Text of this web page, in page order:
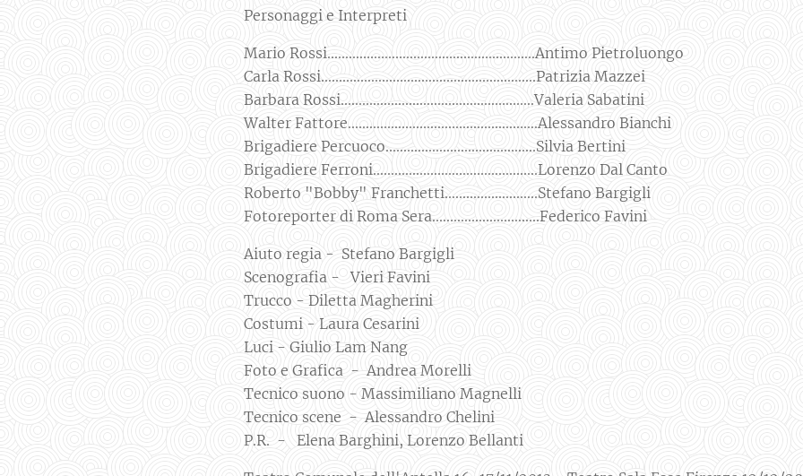
Personaggi e Interpreti
Mario Rossi..........................................................Antimo Pietroluongo
Carla Rossi............................................................Patrizia Mazzei
Barbara Rossi......................................................Valeria Sabatini
Walter Fattore.....................................................Alessandro Bianchi
Brigadiere Percuoco..........................................Silvia Bertini
Brigadiere Ferroni..............................................Lorenzo Dal Canto
Roberto "Bobby" Franchetti..........................Stefano Bargigli
Fotoreporter di Roma Sera..............................Federico Favini
Aiuto regia - Stefano Bargigli
Scenografia - Vieri Favini
Trucco - Diletta Magherini
Costumi - Laura Cesarini
Luci - Giulio Lam Nang
Foto e Grafica - Andrea Morelli
Tecnico suono - Massimiliano Magnelli
Tecnico scene - Alessandro Chelini
P.R. - Elena Barghini, Lorenzo Bellanti